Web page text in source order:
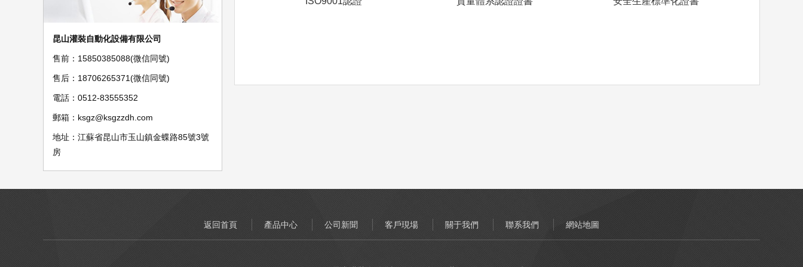
昆山灌裝自動化設備有限公司
售前：15850385088(微信同號)
售后：18706265371(微信同號)
電話：0512-83555352
郵箱：ksgz@ksgzzdh.com
地址：江蘇省昆山市玉山鎮金蝶路85號3號
房
返回首頁 產品中心 公司新聞 客戶現場 關于我們 聯系我們 網站地圖